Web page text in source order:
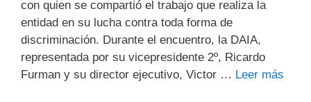
con quien se compartió el trabajo que realiza la
entidad en su lucha contra toda forma de
discriminación. Durante el encuentro, la DAIA,
representada por su vicepresidente 2º, Ricardo
Furman y su director ejecutivo, Victor … Leer más